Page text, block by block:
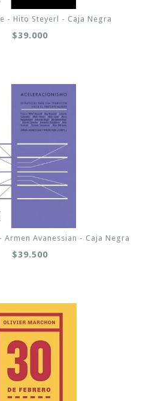
- Hito Steyerl - Caja Negra
$39.000
Avanessian - Caja Negra
$39.500